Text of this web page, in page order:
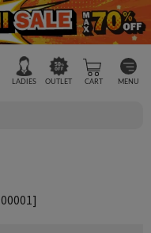
LADIES OUTLET CART MENU